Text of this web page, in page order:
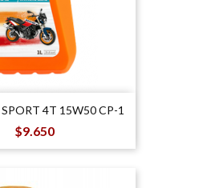
4T 15W50 CP-1
Precio
$9.650